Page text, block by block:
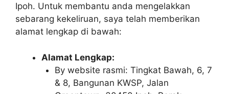
Ipoh. Untuk membantu anda mengelakkan
sebarang kekeliruan, saya telah memberikan
alamat lengkap di bawah:
Alamat Lengkap:
By website rasmi: Tingkat Bawah, 6, 7
& 8, Bangunan KWSP, Jalan